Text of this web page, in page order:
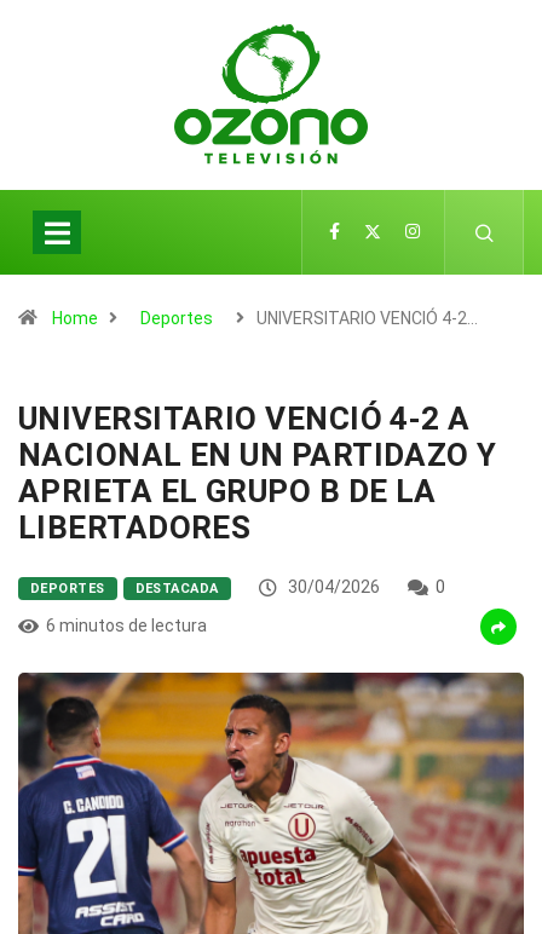
Home Deportes UNIVERSITARIO VENCIÓ 4-2…
UNIVERSITARIO VENCIÓ 4-2 A
NACIONAL EN UN PARTIDAZO Y
APRIETA EL GRUPO B DE LA
LIBERTADORES
DEPORTES DESTACADA 30/04/2026
0
6 minutos de lectura